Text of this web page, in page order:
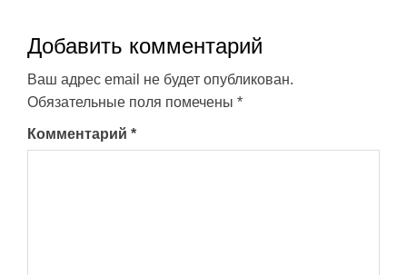
Добавить комментарий
Ваш адрес email не будет опубликован.
Обязательные поля помечены *
Комментарий *